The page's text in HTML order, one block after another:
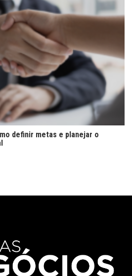
definir metas e planejar o